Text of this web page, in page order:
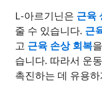
L-아르기닌은 근육
줄 수 있습니다. 근
고 근육 손상 회복
습니다. 따라서 운
촉진하는 데 유용